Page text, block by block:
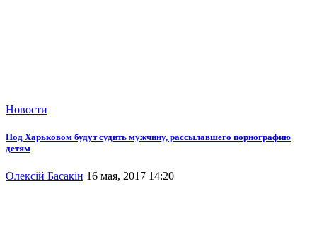
Новости
Под Харьковом будут судить мужчину, рассылавшего порнографию
детям
Олексій Басакін 16 мая, 2017 14:20